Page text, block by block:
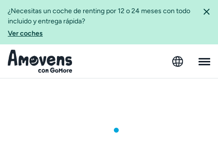
¿Necesitas un coche de renting por 12 o 24 meses con todo
incluido y entrega rápida?
Ver coches